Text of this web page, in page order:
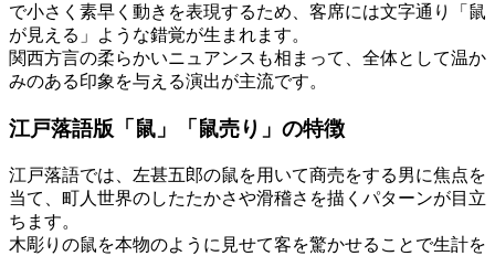
で小さく素早く動きを表現するため、客席には文字通り「鼠
が見える」ような錯覚が生まれます。
関西方言の柔らかいニュアンスも相まって、全体として温か
みのある印象を与える演出が主流です。
江戸落語版「鼠」「鼠売り」の特徴
江戸落語では、左甚五郎の鼠を用いて商売をする男に焦点を
当て、町人世界のしたたかさや滑稽さを描くパターンが目立
ちます。
木彫りの鼠を本物のように見せて客を驚かせることで生計を